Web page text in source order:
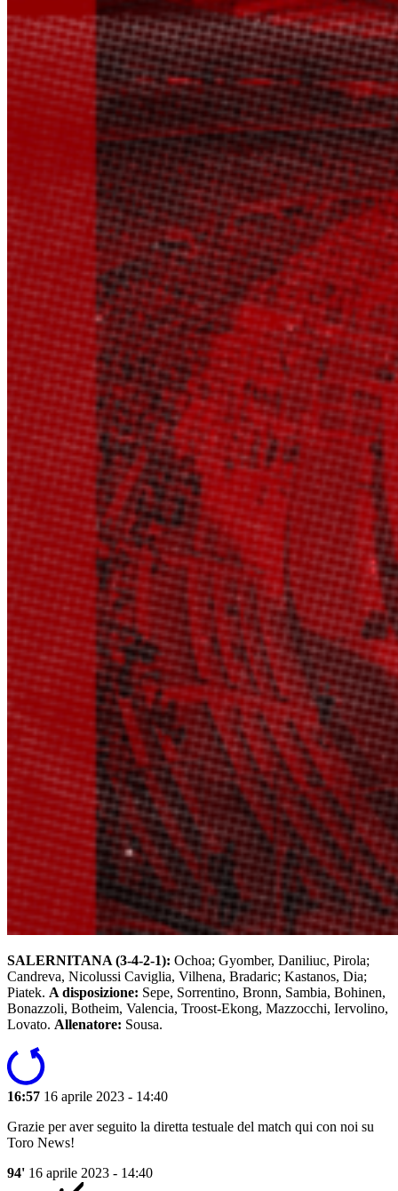
SALERNITANA (3-4-2-1): Ochoa; Gyomber, Daniliuc, Pirola;
Candreva, Nicolussi Caviglia, Vilhena, Bradaric; Kastanos, Dia;
Piatek. A disposizione: Sepe, Sorrentino, Bronn, Sambia, Bohinen,
Bonazzoli, Botheim, Valencia, Troost-Ekong, Mazzocchi, Iervolino,
Lovato. Allenatore: Sousa.
16:57 16 aprile 2023 - 14:40
Grazie per aver seguito la diretta testuale del match qui con noi su
Toro News!
94' 16 aprile 2023 - 14:40